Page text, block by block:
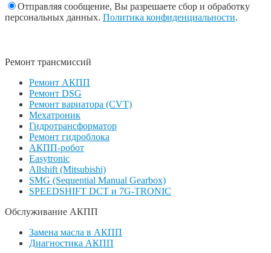
Отправляя сообщение, Вы разрешаете сбор и обработку
персональных данных. Политика конфиденциальности.
Ремонт трансмиссий
Ремонт АКПП
Ремонт DSG
Ремонт вариатора (CVT)
Мехатроник
Гидротрансформатор
Ремонт гидроблока
АКПП-робот
Easytronic
Allshift (Mitsubishi)
SMG (Sequential Manual Gearbox)
SPEEDSHIFT DCT и 7G-TRONIC
Обслуживание АКПП
Замена масла в АКПП
Диагностика АКПП